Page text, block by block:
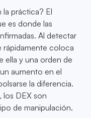
práctica? El
es donde las
Al detectar
rápidamente coloca
ella y una orden de
aumento en el
la diferencia.
los DEX son
de manipulación.